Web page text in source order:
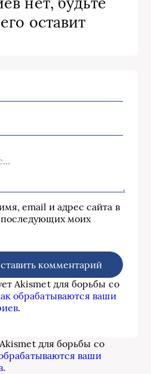
оставит
email и адрес сайта в
последующих моих
Akismet для борьбы со
обрабатываются ваши
.
для борьбы со
ваши
.